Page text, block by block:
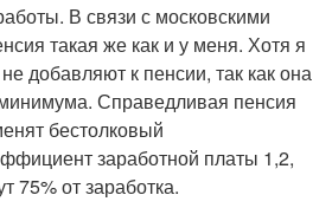
В связи с московскими
такая же как и у меня. Хотя я
добавляют к пенсии, так как она
Справедливая пенсия
бестолковый
заработной платы 1,2,
75% от заработка.